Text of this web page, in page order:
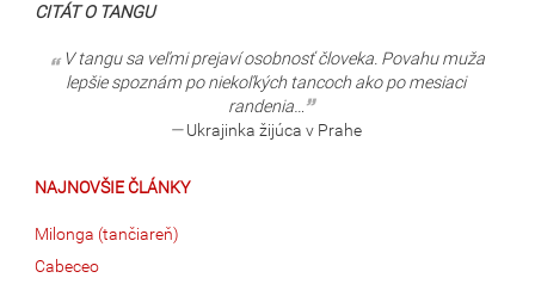
CITÁT O TANGU
V tangu sa veľmi prejaví osobnosť človeka. Povahu muža
lepšie spoznám po niekoľkých tancoch ako po mesiaci
randenia…
—Ukrajinka žijúca v Prahe
NAJNOVŠIE ČLÁNKY
Milonga (tančiareň)
Cabeceo